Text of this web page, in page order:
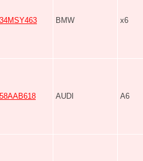
34MSY463 BMW x6
58AAB618 AUDI A6